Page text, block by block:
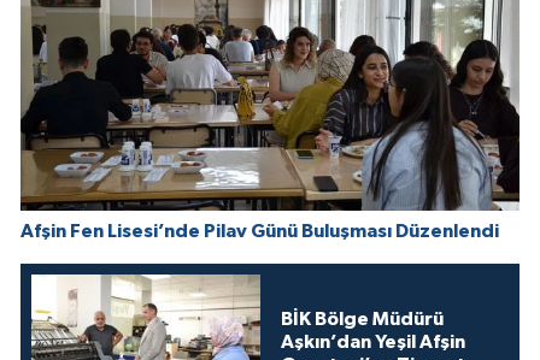
Afşin Fen Lisesi’nde Pilav Günü Buluşması Düzenlendi
BİK Bölge Müdürü
Aşkın’dan Yeşil Afşin